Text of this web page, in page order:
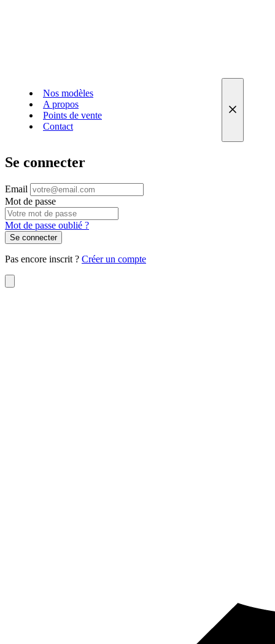
Nos modèles
A propos
Points de vente
Contact
Se connecter
Email
Mot de passe
Mot de passe oublié ?
Se connecter
Pas encore inscrit ? Créer un compte